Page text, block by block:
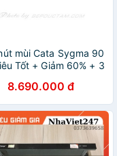
mùi Cata Sygma 90
Tốt + Giảm 60% + 3
8.690.000 đ